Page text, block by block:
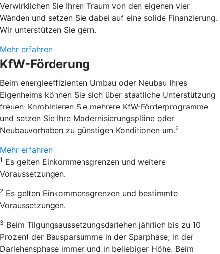
Verwirklichen Sie Ihren Traum von den eigenen vier
Wänden und setzen Sie dabei auf eine solide Finanzierung.
Wir unterstützen Sie gern.
Mehr erfahren
KfW-Förderung
Beim energieeffizienten Umbau oder Neubau Ihres
Eigenheims können Sie sich über staatliche Unterstützung
freuen: Kombinieren Sie mehrere KfW-Förderprogramme
und setzen Sie Ihre Modernisierungspläne oder
Neubauvorhaben zu günstigen Konditionen um.2
Mehr erfahren
1 Es gelten Einkommensgrenzen und weitere
Voraussetzungen.
2 Es gelten Einkommensgrenzen und bestimmte
Voraussetzungen.
3 Beim Tilgungsaussetzungsdarlehen jährlich bis zu 10
Prozent der Bausparsumme in der Sparphase; in der
Darlehensphase immer und in beliebiger Höhe. Beim